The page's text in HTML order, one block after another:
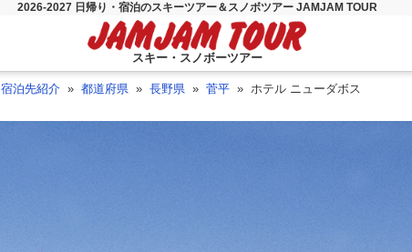
2026-2027 日帰り・宿泊のスキーツアー＆スノボツアー JAMJAM TOUR
スキー・スノボーツアー
宿泊先紹介 都道府県 長野県 菅平 ホテル ニューダボス